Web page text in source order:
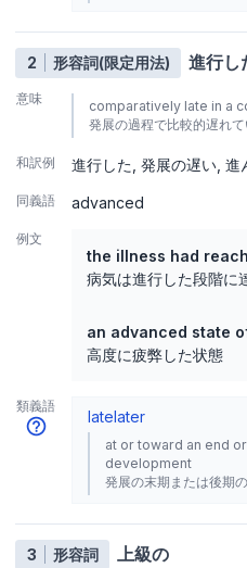
2 形容詞(限定用法) 進行し
意味
comparatively late in a
発展の過程で比較的遅れて
和訳例 進行した 発展の遅い 進
同義語 advanced
例文
the illness had
病気は進行した段階に
an advanced state
高度に疲弊した状態
類義語
latelater
at or toward an end
development
発展の末期または後期
3 形容詞 上級の